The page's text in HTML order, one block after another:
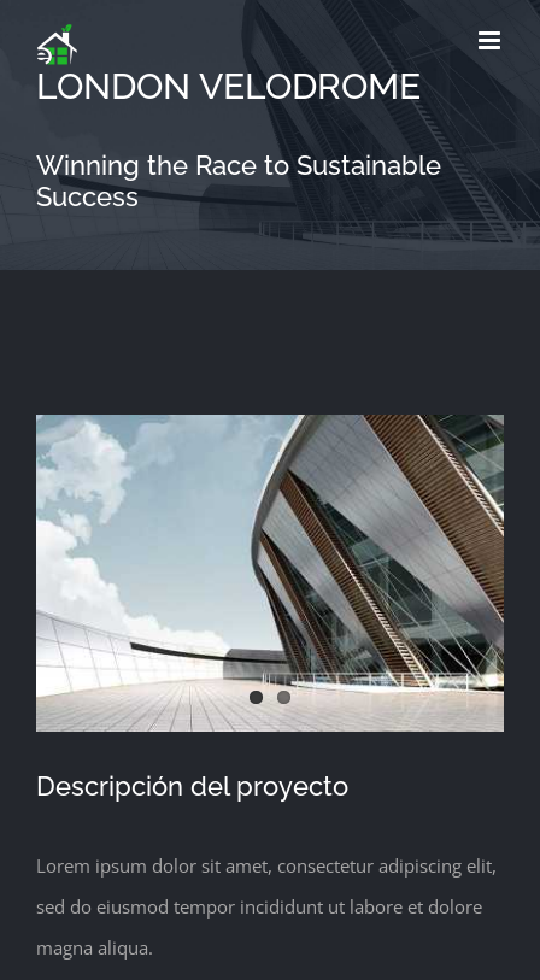
contenidoLONDON VELODROME
Winning the Race to Sustainable
Success
Ver
imagen
más
grande
Descripción del proyecto
Lorem ipsum dolor sit amet, consectetur adipiscing elit,
sed do eiusmod tempor incididunt ut labore et dolore
magna aliqua.